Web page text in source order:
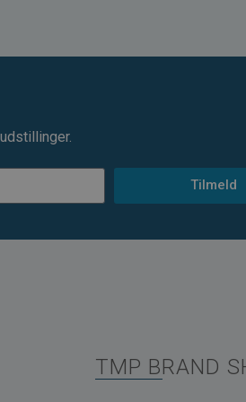
Tilmeld
TMP BRAND